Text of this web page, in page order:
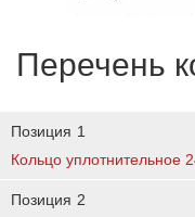
Перечень
Позиция 1
Кольцо уплотнительное
Позиция 2